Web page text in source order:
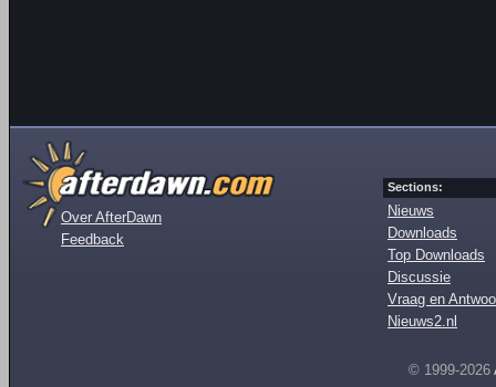
Over AfterDawn
Feedback
Sections:
Nieuws
Downloads
Top Downloads
Discussie
Vraag en
Nieuws2.nl
© 1999-2026